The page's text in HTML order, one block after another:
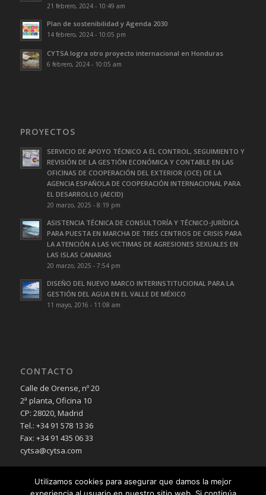
21 febrero, 2024 - 10:49 am
Plan de sostenibilidad y Agenda 2030
14 febrero, 2024 - 10:05 pm
CYTSA logra otro proyecto internacional en Honduras
6 febrero, 2024 - 10:05 am
PROYECTOS
SERVICIO DE APOYO TÉCNICO A EL CONTROL, SEGUIMIENTO Y
REVISIÓN DE LA GESTIÓN ECONÓMICA Y CONTABLE EN LAS
OFICINAS DE COOPERACIÓN DEL EXTERIOR (OCE) DE LA
AGENCIA ESPAÑOLA DE COOPERACIÓN INTERNACIONAL PARA
EL DESARROLLO (AECID)
20 marzo, 2025 - 8:19 pm
ASISTENCIA TÉCNICA DE CONSULTORÍA Y TÉCNICO-JURÍDICA
PARA PUESTA EN MARCHA DE TRES CENTROS DE CRISIS PARA
LA ATENCIÓN A LAS VICTIMAS DE AGRESIONES SEXUALES EN
LAS ISLAS CANARIAS
20 marzo, 2025 - 7:54 pm
DISEÑO DEL NUEVO MARCO INTERINSTITUCIONAL PARA LA
GESTIÓN DEL AGUA EN EL VALLE DE MÉXICO
11 mayo, 2016 - 11:08 am
CONTACTO
Calle de Orense, nº 20
2ª planta, Oficina 10
CP: 28020, Madrid
Tel.: +34 91 578 13 36
Fax: +34 91 435 06 33
cytsa@cytsa.com
Utilizamos cookies para asegurar que damos la mejor